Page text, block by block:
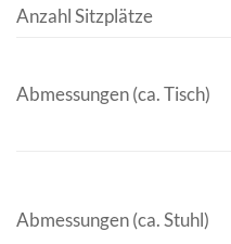
Anzahl Sitzplätze
Abmessungen (ca. Tisch)
Abmessungen (ca. Stuhl)